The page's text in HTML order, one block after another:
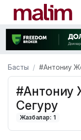
Басты #Антониу
#Антониу
Сегуру
Жазбалар: 1